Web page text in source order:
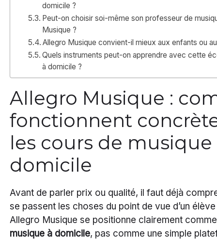
domicile ?
Peut-on choisir soi-même son professeur de
Musique ?
Allegro Musique convient-il mieux aux enfants ou
Quels instruments peut-on apprendre avec cette
à domicile ?
Allegro Musique :
fonctionnent
les cours de musique
domicile
Avant de parler prix ou qualité, il faut déjà
se passent les choses du point de vue d’un
Allegro Musique se positionne clairement
musique à domicile, pas comme une simple